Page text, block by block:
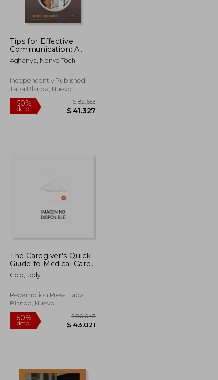
Tips for Effective
Communication: A
Vital Tool For Trust
Development in
Aghanya, Nonye Tochi
Independently Published,
Tapa Blanda, Nuevo
The Caregiver's Quick
Guide to Medical Care:
How To Navigate
Hospital Care,
Services (en Inglés)
Gold, Jody L.
Redemption Press, Tapa
Blanda, Nuevo